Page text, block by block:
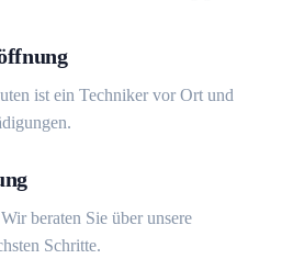
ist ein Techniker vor Ort und
beraten Sie über unsere
Schritte.